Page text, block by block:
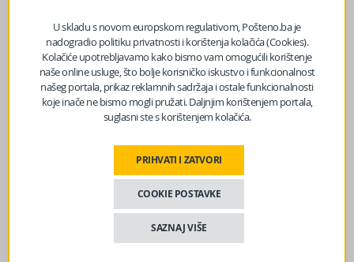
Grupacija je prošle godine u Grudama otvorila i novu
tvornicu kartonske ambalaže, što je investicija od 40
miliona eura. Na talasima ovih uspjeha, kreću u novu
veliku investiciju. Riječ je o tvornici koja će se nalaziti u
Grudama a u njoj će se proizvoditi ono što već čini
osnovni biznis kompanije, ali na savremeniji način,
potvrdio je početkom ove godine za BiznisInfo.ba
– Tvornica u kojoj trenutno proizvodimo radi već preko
20 godina a sada su na tržište došle nove tehnologije,
novi kvalitet, nove sirovine i sve to djeluje na finalni
U skladu s novom europskom regulativom, Pošteno.ba je
nadogradio politiku privatnosti i korištenja kolačića (Cookies).
Kolačiće upotrebljavamo kako bismo vam omogućili korištenje
naše online usluge, što bolje korisničko iskustvo i funkcionalnost
našeg portala, prikaz reklamnih sadržaja i ostale funkcionalnosti
koje inače ne bismo mogli pružati. Daljnjim korištenjem portala,
suglasni ste s korištenjem kolačića.
PRIHVATI I ZATVORI
COOKIE POSTAVKE
SAZNAJ VIŠE